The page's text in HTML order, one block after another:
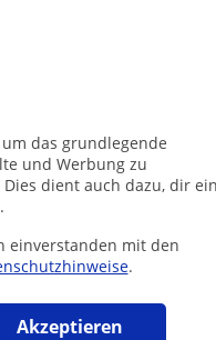
das grundlegende
und Werbung zu
dient auch dazu, dir ein
einverstanden mit den
.
Akzeptieren
Melden
die dich